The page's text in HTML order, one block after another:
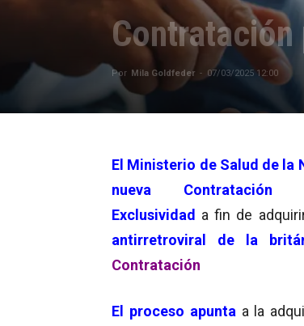
Contratación
Por Mila Goldfeder - 07/03/2025 12:00
El Ministerio de Salud de la
nueva Contratación
Exclusividad a fin de
antirretroviral de la
Contratación
El proceso apunta a la